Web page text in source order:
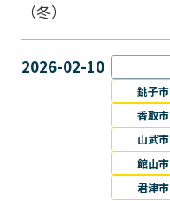
（冬）
2026-02-10
銚子市
香取市
山武市
館山市
君津市